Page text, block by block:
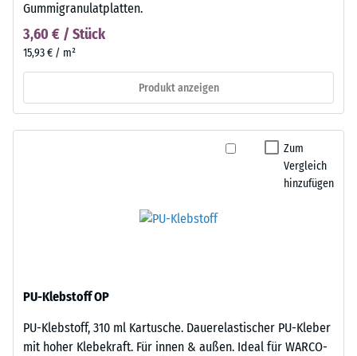
Gummigranulatplatten.
3,60 € / Stück
15,93 € / m²
Produkt anzeigen
Zum
Vergleich
hinzufügen
PU-Klebstoff OP
PU-Klebstoff, 310 ml Kartusche. Dauerelastischer PU-Kleber
mit hoher Klebekraft. Für innen & außen. Ideal für WARCO-